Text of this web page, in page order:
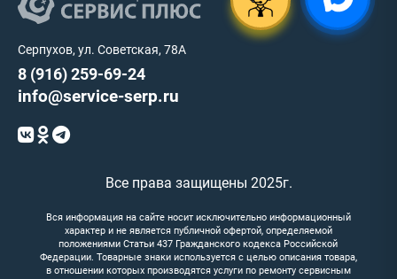
Серпухов, ул. Советская, 78А
8 (916) 259-69-24
info@service-serp.ru
Все права защищены 2025г.
Вся информация на сайте носит исключительно информационный
характер и не является публичной офертой, определяемой
положениями Статьи 437 Гражданского кодекса Российской
Федерации. Товарные знаки используется с целью описания товара,
в отношении которых производятся услуги по ремонту сервисным